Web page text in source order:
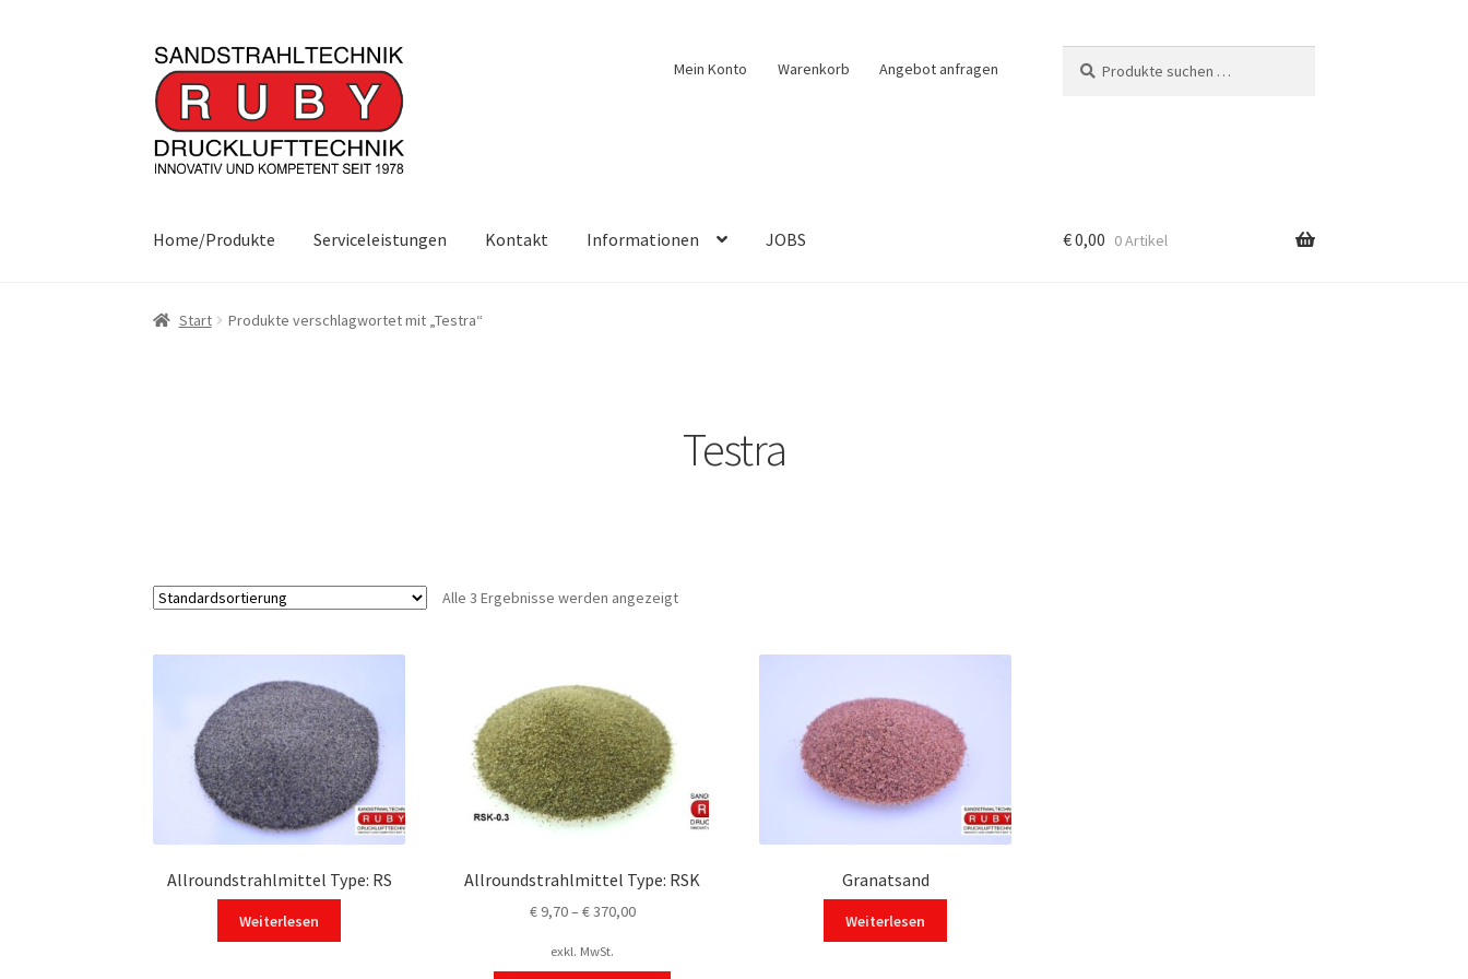
Zur
Navigation
springen
Zum
Inhalt
springen
Mein Konto Warenkorb Angebot anfragen
nach:
Home/Produkte Serviceleistungen Kontakt Informationen JOBS €0,00 0 Artikel
Start Produkte verschlagwortet mit „Testra“
Testra
Alle 3 Ergebnisse werden angezeigt
Allroundstrahlmittel Type: RS
Weiterlesen
Allroundstrahlmittel Type: RSK
€9,70– €370,00
exkl. MwSt.
Granatsand
Weiterlesen